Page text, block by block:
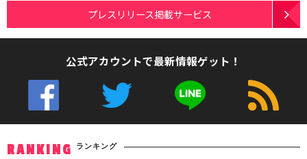
プレスリリース掲載サービス
公式アカウントで最新情報ゲット！
RANKING ランキング